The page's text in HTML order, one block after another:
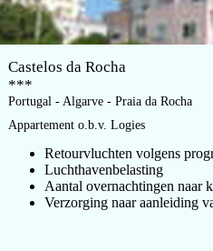
Castelos da Rocha
***
Portugal - Algarve - Praia da Rocha
Appartement o.b.v. Logies
Retourvluchten volgens
Luchthavenbelasting
Aantal overnachtingen naar
Verzorging naar aanleiding